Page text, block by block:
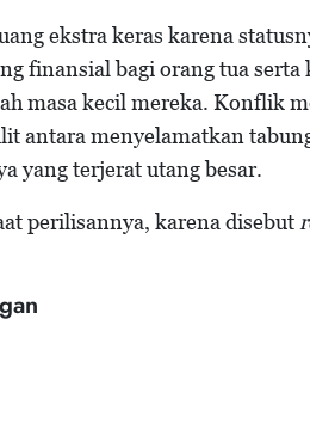
ekstra keras karena
finansial bagi orang tua serta
masa kecil mereka. Konflik
antara menyelamatkan
yang terjerat utang besar.
perilisannya, karena disebut